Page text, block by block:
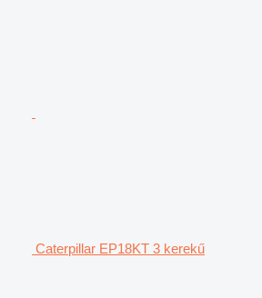
Caterpillar EP18KT 3 kerekű